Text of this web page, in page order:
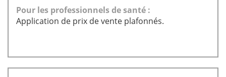
Pour les professionnels de santé :
Application de prix de vente plafonnés.